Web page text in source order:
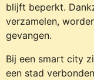
blijft beperkt.
verzamelen,
gevangen.
Bij een smart city
een stad